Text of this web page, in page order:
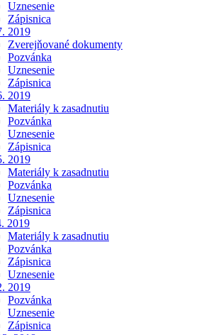
Uznesenie
Zápisnica
2019
Zverejňované dokumenty
Pozvánka
Uznesenie
Zápisnica
2019
Materiály k zasadnutiu
Pozvánka
Uznesenie
Zápisnica
2019
Materiály k zasadnutiu
Pozvánka
Uznesenie
Zápisnica
2019
Materiály k zasadnutiu
Pozvánka
Zápisnica
Uznesenie
2019
Pozvánka
Uznesenie
Zápisnica